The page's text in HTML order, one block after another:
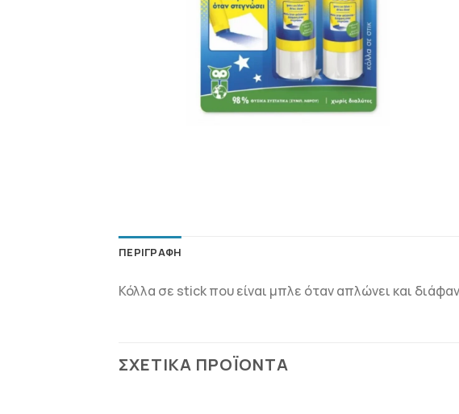
ΠΕΡΙΓΡΑΦΉ
Κόλλα σε stick που είναι μπλε όταν απλώνει και
ΣΧΕΤΙΚΆ ΠΡΟΪΌΝΤΑ